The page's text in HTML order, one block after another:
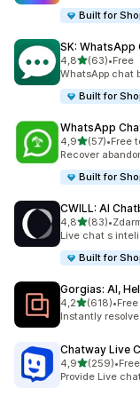
Built for
SK: WhatsApp
4,8z 5 hvězd
(63)
Celkový počet
•Free
WhatsApp chat
Built for
WhatsApp
4,9z 5 hvězd
(57)
Celkový počet
•Free
Recover
Built for
CWILL: AI
4,8z 5 hvězd
(83)
Celkový počet
•
Live chat s
Built for
Gorgias: AI,
4,2z 5 hvězd
(618)
Celkový počet
•
Instantly
Chatway Live
4,9z 5 hvězd
(259)
Celkový počet
•
Provide Live